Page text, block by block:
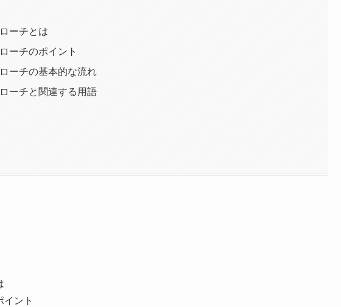
ーチとは
ーチのポイント
ーチの基本的な流れ
ーチと関連する用語
イント